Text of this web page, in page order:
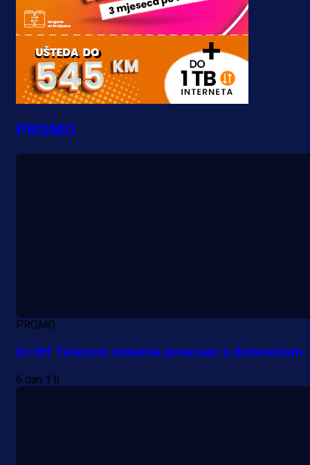
PROMO
PROMO
Uz BH Telecom ostanite povezani s domovinom
6 dan 1 h